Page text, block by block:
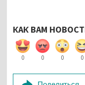
КАК ВАМ
0 0 0 0